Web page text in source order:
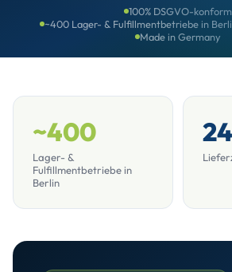
100% DSGVO-konform
~400 Lager- & Fulfillmentbetriebe in
Made in Germany
~400
Lager- &
Fulfillmentbetriebe in
Berlin